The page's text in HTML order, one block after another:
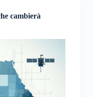
cambierà